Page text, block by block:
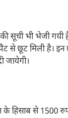
की सूची भी भेजी
से छूट मिली है।
जायेगी।
के हिसाब से 1500